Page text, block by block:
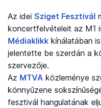
Az idei Sziget Fesztivál
koncertfelvételeit az M1
Médiaklikk kínálatában
jelentette be szerdán a
szervezője.
Az MTVA közleménye
könnyűzene
fesztivál hangulatának